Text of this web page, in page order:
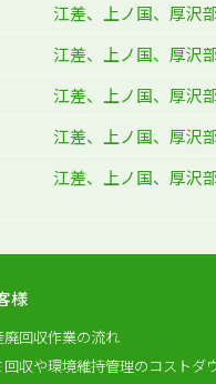
江差、上ノ国、厚沢
江差、上ノ国、厚沢
江差、上ノ国、厚沢
江差、上ノ国、厚沢
江差、上ノ国、厚沢
様
廃回収作業の流れ
回収や環境維持管理のコストダ